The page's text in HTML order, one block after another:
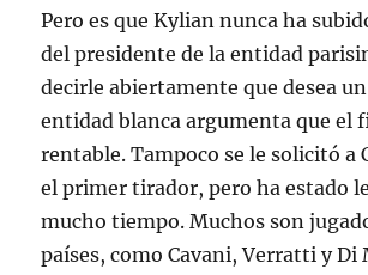
Pero es que Kylian nunca ha
del presidente de la entidad
decirle abiertamente que desea
entidad blanca argumenta que el
rentable. Tampoco se le solicitó a
el primer tirador, pero ha estado
mucho tiempo. Muchos son
países, como Cavani, Verratti y Di